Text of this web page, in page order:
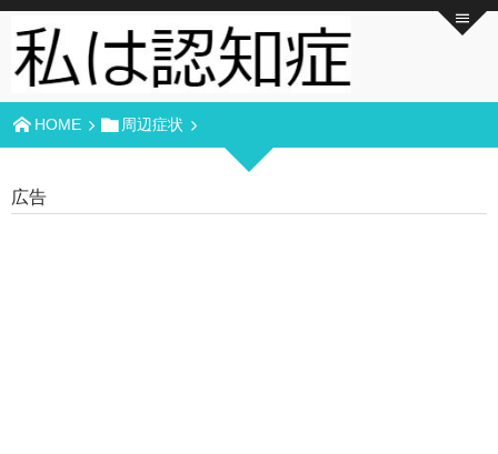
HOME 周辺症状
広告